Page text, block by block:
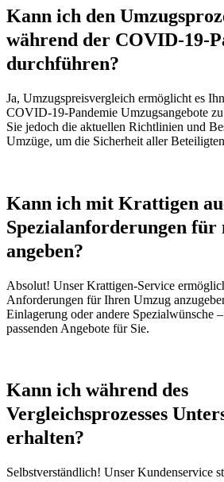
Kann ich den
während der COVID-19-
durchführen?
Ja, Umzugspreisvergleich ermöglicht es
COVID-19-Pandemie Umzugsangebote
Sie jedoch die aktuellen Richtlinien und
Umzüge, um die Sicherheit aller
Kann ich mit Krattigen
Spezialanforderungen für
angeben?
Absolut! Unser Krattigen-Service
Anforderungen für Ihren Umzug
Einlagerung oder andere Spezialwünsche
passenden Angebote für Sie.
Kann ich während des
Vergleichsprozesses
erhalten?
Selbstverständlich! Unser Kundenservice